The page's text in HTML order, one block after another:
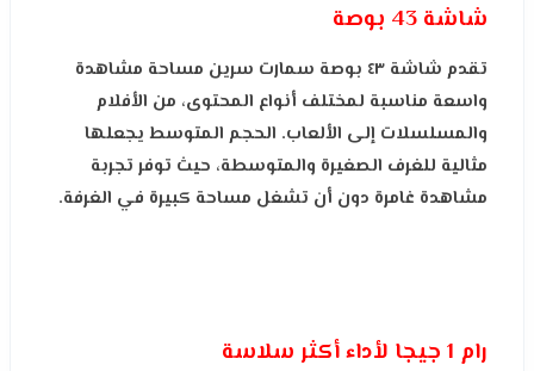
شاشة 43 بوصة
تقدم شاشة ٤٣ بوصة سمارت سرين مساحة مشاهدة
واسعة مناسبة لمختلف أنواع المحتوى، من الأفلام
والمسلسلات إلى الألعاب. الحجم المتوسط يجعلها
مثالية للغرف الصغيرة والمتوسطة، حيث توفر تجربة
مشاهدة غامرة دون أن تشغل مساحة كبيرة في الغرفة.
رام 1 جيجا لأداء أكثر سلاسة